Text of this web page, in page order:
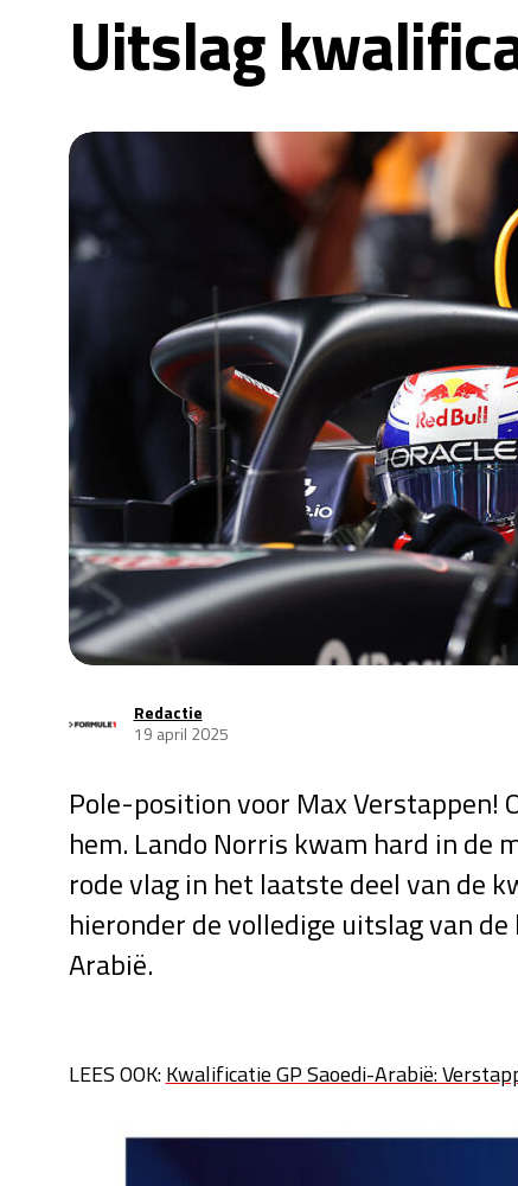
Uitslag
Redactie
19 april 2025
Pole-position voor Max Verstappen!
hem. Lando Norris kwam hard in de
rode vlag in het laatste deel van de
hieronder de volledige uitslag van
Arabië.
LEES OOK:Kwalificatie GP Saoedi-Arabië: